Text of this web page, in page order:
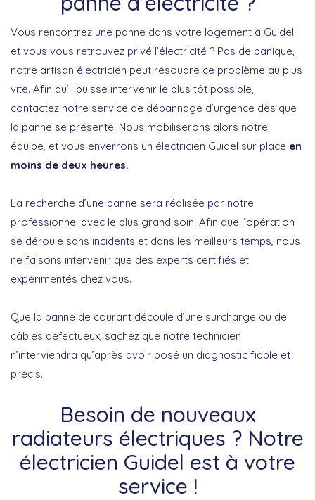
Vous rencontrez une panne dans votre logement à Guidel
et vous vous retrouvez privé l’électricité ? Pas de panique,
notre artisan électricien peut résoudre ce problème au plus
vite. Afin qu’il puisse intervenir le plus tôt possible,
contactez notre service de dépannage d’urgence dès que
la panne se présente. Nous mobiliserons alors notre
équipe, et vous enverrons un électricien Guidel sur place en
moins de deux heures.
La recherche d’une panne sera réalisée par notre
professionnel avec le plus grand soin. Afin que l’opération
se déroule sans incidents et dans les meilleurs temps, nous
ne faisons intervenir que des experts certifiés et
expérimentés chez vous.
Que la panne de courant découle d’une surcharge ou de
câbles défectueux, sachez que notre technicien
n’interviendra qu’après avoir posé un diagnostic fiable et
précis.
Besoin de nouveaux
radiateurs électriques ? Notre
électricien Guidel est à votre
service !